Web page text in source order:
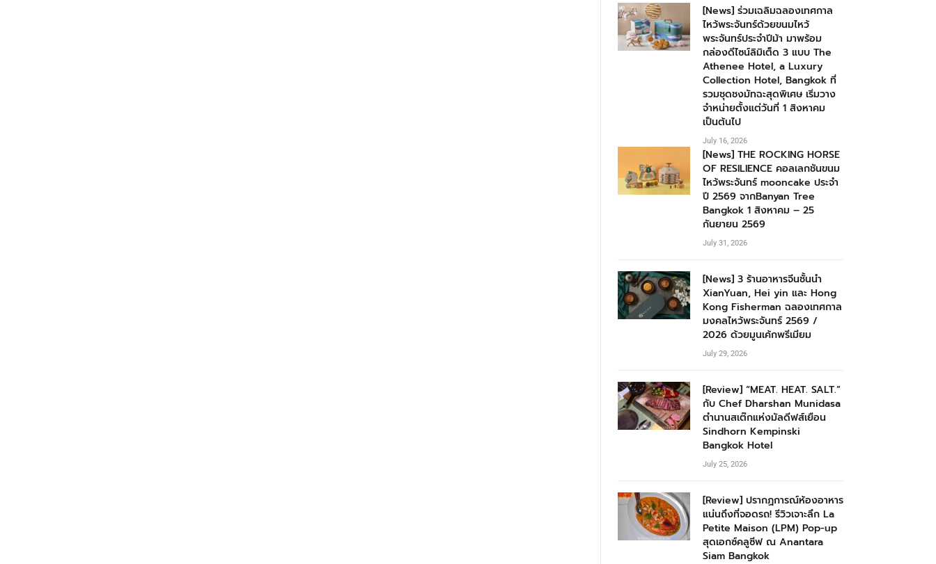
[News] ร่วมเฉลิมฉลองเทศกาล
ไหว้พระจันทร์ด้วยขนมไหว้
พระจันทร์ประจำปีม้า มาพร้อม
กล่องดีไซน์ลิมิเต็ด 3 แบบ The
Athenee Hotel, a Luxury
Collection Hotel, Bangkok ที่
รวมชุดชงมัทฉะสุดพิเศษ เริ่มวาง
จำหน่ายตั้งแต่วันที่ 1 สิงหาคม
เป็นต้นไป
July 16, 2026
[News] THE ROCKING HORSE
OF RESILIENCE คอลเลกชันขนม
ไหว้พระจันทร์ mooncake ประจำ
ปี 2569 จากBanyan Tree
Bangkok 1 สิงหาคม – 25
กันยายน 2569
July 31, 2026
[News] 3 ร้านอาหารจีนชั้นนำ
XianYuan, Hei yin และ Hong
Kong Fisherman ฉลองเทศกาล
มงคลไหว้พระจันทร์ 2569 /
2026 ด้วยมูนเค้กพรีเมียม
July 29, 2026
[Review] “MEAT. HEAT. SALT.”
กับ Chef Dharshan Munidasa
ตำนานสเต๊กแห่งมัลดีฟส์เยือน
Sindhorn Kempinski
Bangkok Hotel
July 25, 2026
[Review] ปรากฏการณ์ห้องอาหาร
แน่นถึงที่จอดรถ! รีวิวเจาะลึก La
Petite Maison (LPM) Pop-up
สุดเอกซ์คลูซีฟ ณ Anantara
Siam Bangkok